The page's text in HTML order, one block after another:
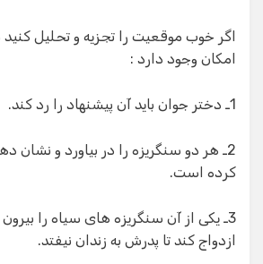
اگر خوب موقعیت را تجزیه و تحلیل
امکان وجود دارد :
1ـ دختر جوان باید آن پیشنهاد را رد کند.
2ـ هر دو سنگریزه را در بیاورد و نشان
کرده است.
3ـ یکی از آن سنگریزه های سیاه را بیرون
ازدواج کند تا پدرش به زندان نیفتد.